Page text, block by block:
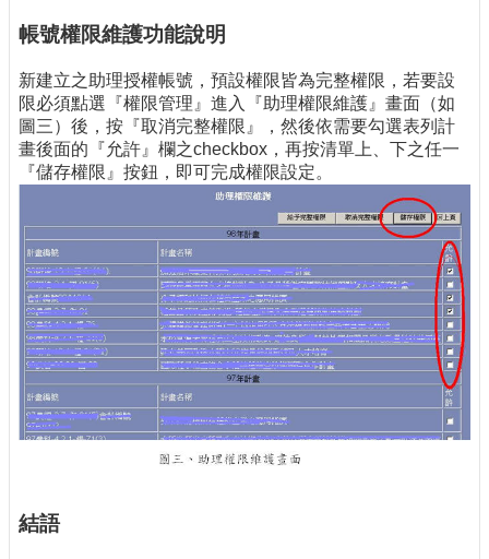
帳號權限維護功能說明
新建立之助理授權帳號，預設權限皆為完整權限，若要設
限必須點選『權限管理』進入『助理權限維護』畫面（如
圖三）後，按『取消完整權限』，然後依需要勾選表列計
畫後面的『允許』欄之checkbox，再按清單上、下之任一
『儲存權限』按鈕，即可完成權限設定。
結語